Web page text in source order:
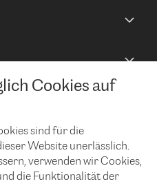
Cookies auf
sind für die
Website unerlässlich.
verwenden wir Cookies,
die Funktionalität der
Protocol)
bleiben?